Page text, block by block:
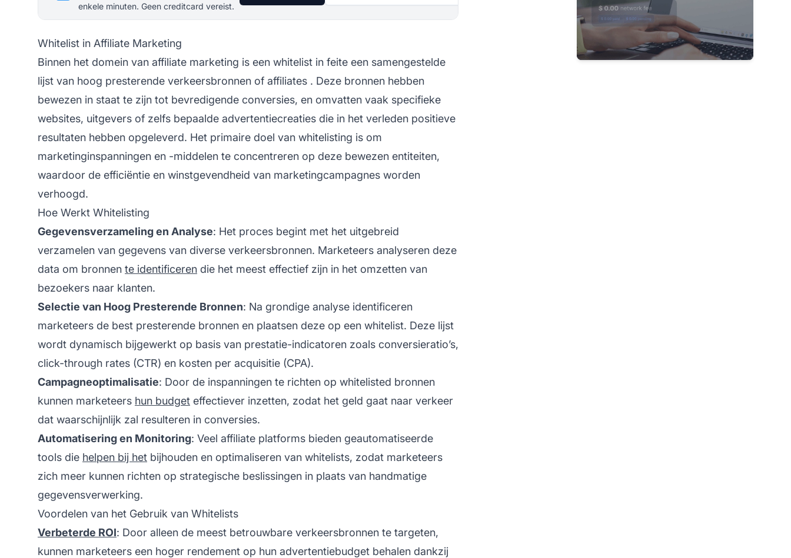
enkele minuten. Geen creditcard vereist.
Whitelist in Affiliate Marketing
Binnen het domein van affiliate marketing is een whitelist in feite een samengestelde
lijst van hoog presterende verkeersbronnen of affiliates . Deze bronnen hebben
bewezen in staat te zijn tot bevredigende conversies, en omvatten vaak specifieke
websites, uitgevers of zelfs bepaalde advertentiecreaties die in het verleden positieve
resultaten hebben opgeleverd. Het primaire doel van whitelisting is om
marketinginspanningen en -middelen te concentreren op deze bewezen entiteiten,
waardoor de efficiëntie en winstgevendheid van marketingcampagnes worden
verhoogd.
Hoe Werkt Whitelisting
Gegevensverzameling en Analyse: Het proces begint met het uitgebreid
verzamelen van gegevens van diverse verkeersbronnen. Marketeers analyseren deze
data om bronnen te identificeren die het meest effectief zijn in het omzetten van
bezoekers naar klanten.
Selectie van Hoog Presterende Bronnen: Na grondige analyse identificeren
marketeers de best presterende bronnen en plaatsen deze op een whitelist. Deze lijst
wordt dynamisch bijgewerkt op basis van prestatie-indicatoren zoals conversieratio’s,
click-through rates (CTR) en kosten per acquisitie (CPA).
Campagneoptimalisatie: Door de inspanningen te richten op whitelisted bronnen
kunnen marketeers hun budget effectiever inzetten, zodat het geld gaat naar verkeer
dat waarschijnlijk zal resulteren in conversies.
Automatisering en Monitoring: Veel affiliate platforms bieden geautomatiseerde
tools die helpen bij het bijhouden en optimaliseren van whitelists, zodat marketeers
zich meer kunnen richten op strategische beslissingen in plaats van handmatige
gegevensverwerking.
Voordelen van het Gebruik van Whitelists
Verbeterde ROI: Door alleen de meest betrouwbare verkeersbronnen te targeten,
kunnen marketeers een hoger rendement op hun advertentiebudget behalen dankzij